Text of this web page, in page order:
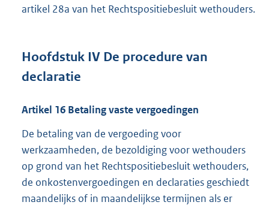
artikel 28a van het Rechtspositiebesluit wethouders.
Hoofdstuk IV De procedure van
declaratie
Artikel 16 Betaling vaste vergoedingen
De betaling van de vergoeding voor
werkzaamheden, de bezoldiging voor wethouders
op grond van het Rechtspositiebesluit wethouders,
de onkostenvergoedingen en declaraties geschiedt
maandelijks of in maandelijkse termijnen als er